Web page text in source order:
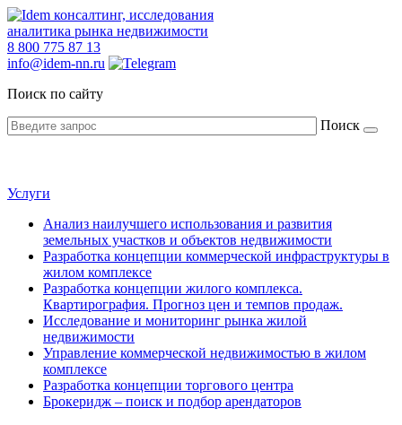
консалтинг, исследования
аналитика рынка недвижимости
8 800 775 87 13
info@idem-nn.ru
Поиск по сайту
Поиск
Услуги
Анализ наилучшего использования и развития
земельных участков и объектов недвижимости
Разработка концепции коммерческой инфраструктуры в
жилом комплексе
Разработка концепции жилого комплекса.
Квартирография. Прогноз цен и темпов продаж.
Исследование и мониторинг рынка жилой
недвижимости
Управление коммерческой недвижимостью в жилом
комплексе
Разработка концепции торгового центра
Брокеридж – поиск и подбор арендаторов